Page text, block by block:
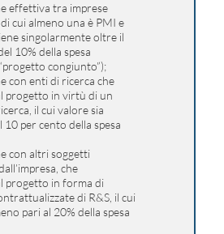
effettiva tra imprese
cui almeno una è PMI e
singolarmente oltre il
10% della spesa
congiunto”);
con enti di ricerca che
progetto in virtù di un
il cui valore sia
10 per cento della spesa
con altri soggetti
che
progetto in forma di
di R&S, il cui
pari al 20% della spesa